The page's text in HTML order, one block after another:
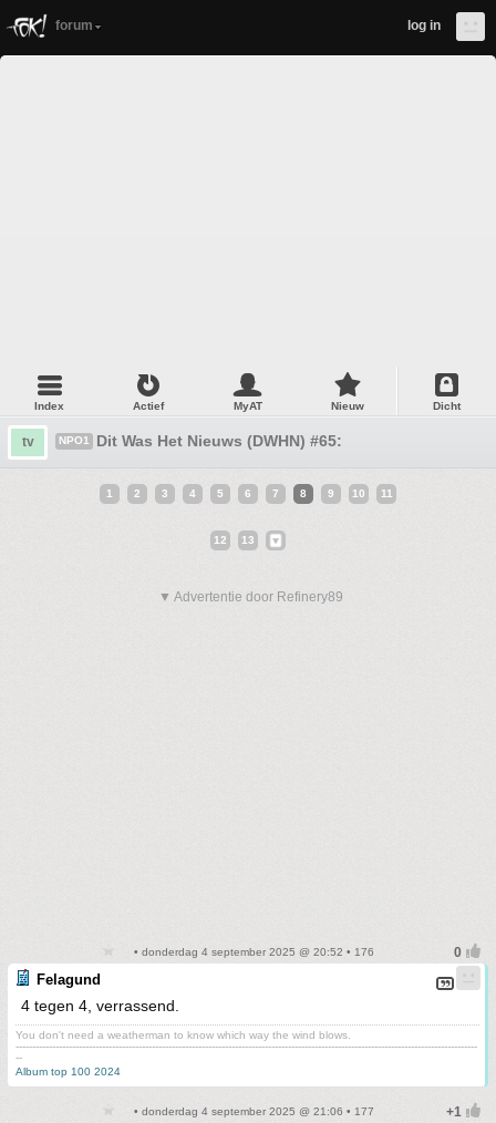
forum log in
Index Actief MyAT Nieuw Dicht
tv NPO1 Dit Was Het Nieuws (DWHN) #65:
1 2 3 4 5 6 7 8 9 10 11
12 13
▼ Advertentie door Refinery89
• donderdag 4 september 2025 @ 20:52 • 176
Felagund
4 tegen 4, verrassend.
You don't need a weatherman to know which way the wind blows.
-------------------------------------------------------------------------------------------------------------------------------------------
--
Album top 100 2024
• donderdag 4 september 2025 @ 21:06 • 177